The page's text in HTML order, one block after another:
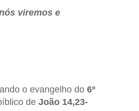
viremos e
o evangelho do 6º
de João 14,23-